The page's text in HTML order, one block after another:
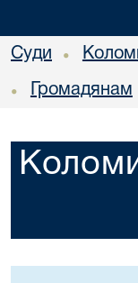
Суди •
• Громадянам